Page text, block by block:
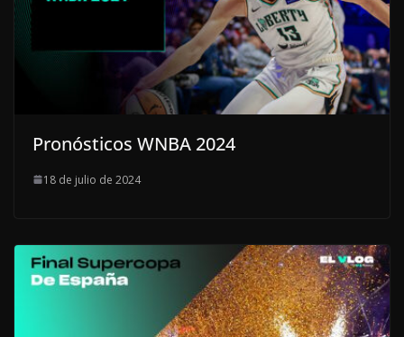
Pronósticos WNBA 2024
18 de julio de 2024